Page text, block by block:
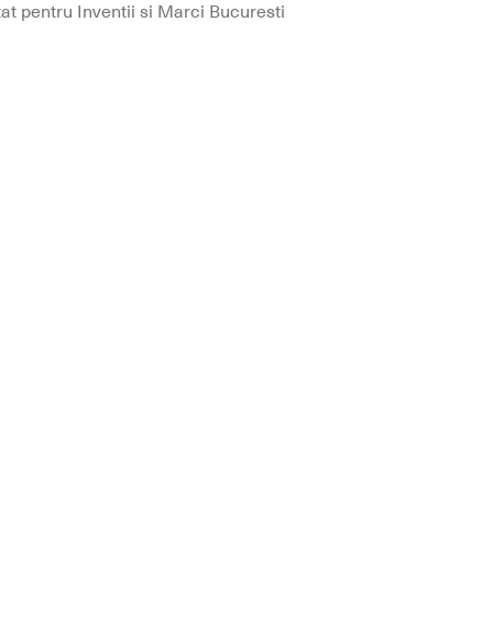
pentru Inventii si Marci Bucuresti